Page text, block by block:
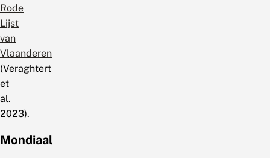
Rode
Lijst
van
Vlaanderen
(Veraghtert
et
al.
2023).
Mondiaal